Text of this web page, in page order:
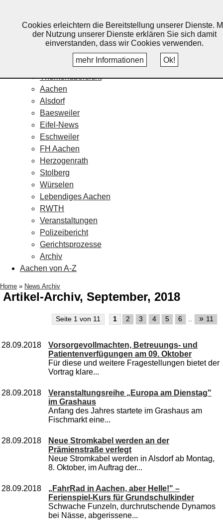
Home
Veranstaltungskalender
Themenübersicht
Aachen
Alsdorf
Baesweiler
Eifel-News
Eschweiler
FH Aachen
Herzogenrath
Stolberg
Würselen
Lebendiges Aachen
RWTH
Veranstaltungen
Polizeibericht
Gerichtsprozesse
Archiv
Aachen von A-Z
Home » News Archiv
Artikel-Archiv, September, 2018
Seite 1 von 11 1 2 3 4 5 6 .. » 11
28.09.2018
Vorsorgevollmachten, Betreuungs- und
Patientenverfügungen am 09. Oktober
Für diese und weitere Fragestellungen bietet der
Vortrag klare...
28.09.2018
Veranstaltungsreihe „Europa am Dienstag"
im Grashaus
Anfang des Jahres startete im Grashaus am
Fischmarkt eine...
28.09.2018
Neue Stromkabel werden an der
Prämienstraße verlegt
Neue Stromkabel werden in Alsdorf ab Montag,
8. Oktober, im Auftrag der...
28.09.2018
„FahrRad in Aachen, aber Helle!" –
Ferienspiel-Kurs für Grundschulkinder
Schwache Funzeln, durchrutschende Dynamos
bei Nässe, abgerissene...
Cookies erleichtern die Bereitstellung unserer Dienste.
der Nutzung unserer Dienste erklären Sie sich damit
einverstanden, dass wir Cookies verwenden.
mehr Informationen
Ok!